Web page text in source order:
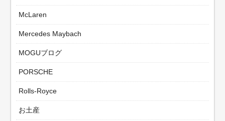
McLaren
Mercedes Maybach
MOGUブログ
PORSCHE
Rolls-Royce
お土産